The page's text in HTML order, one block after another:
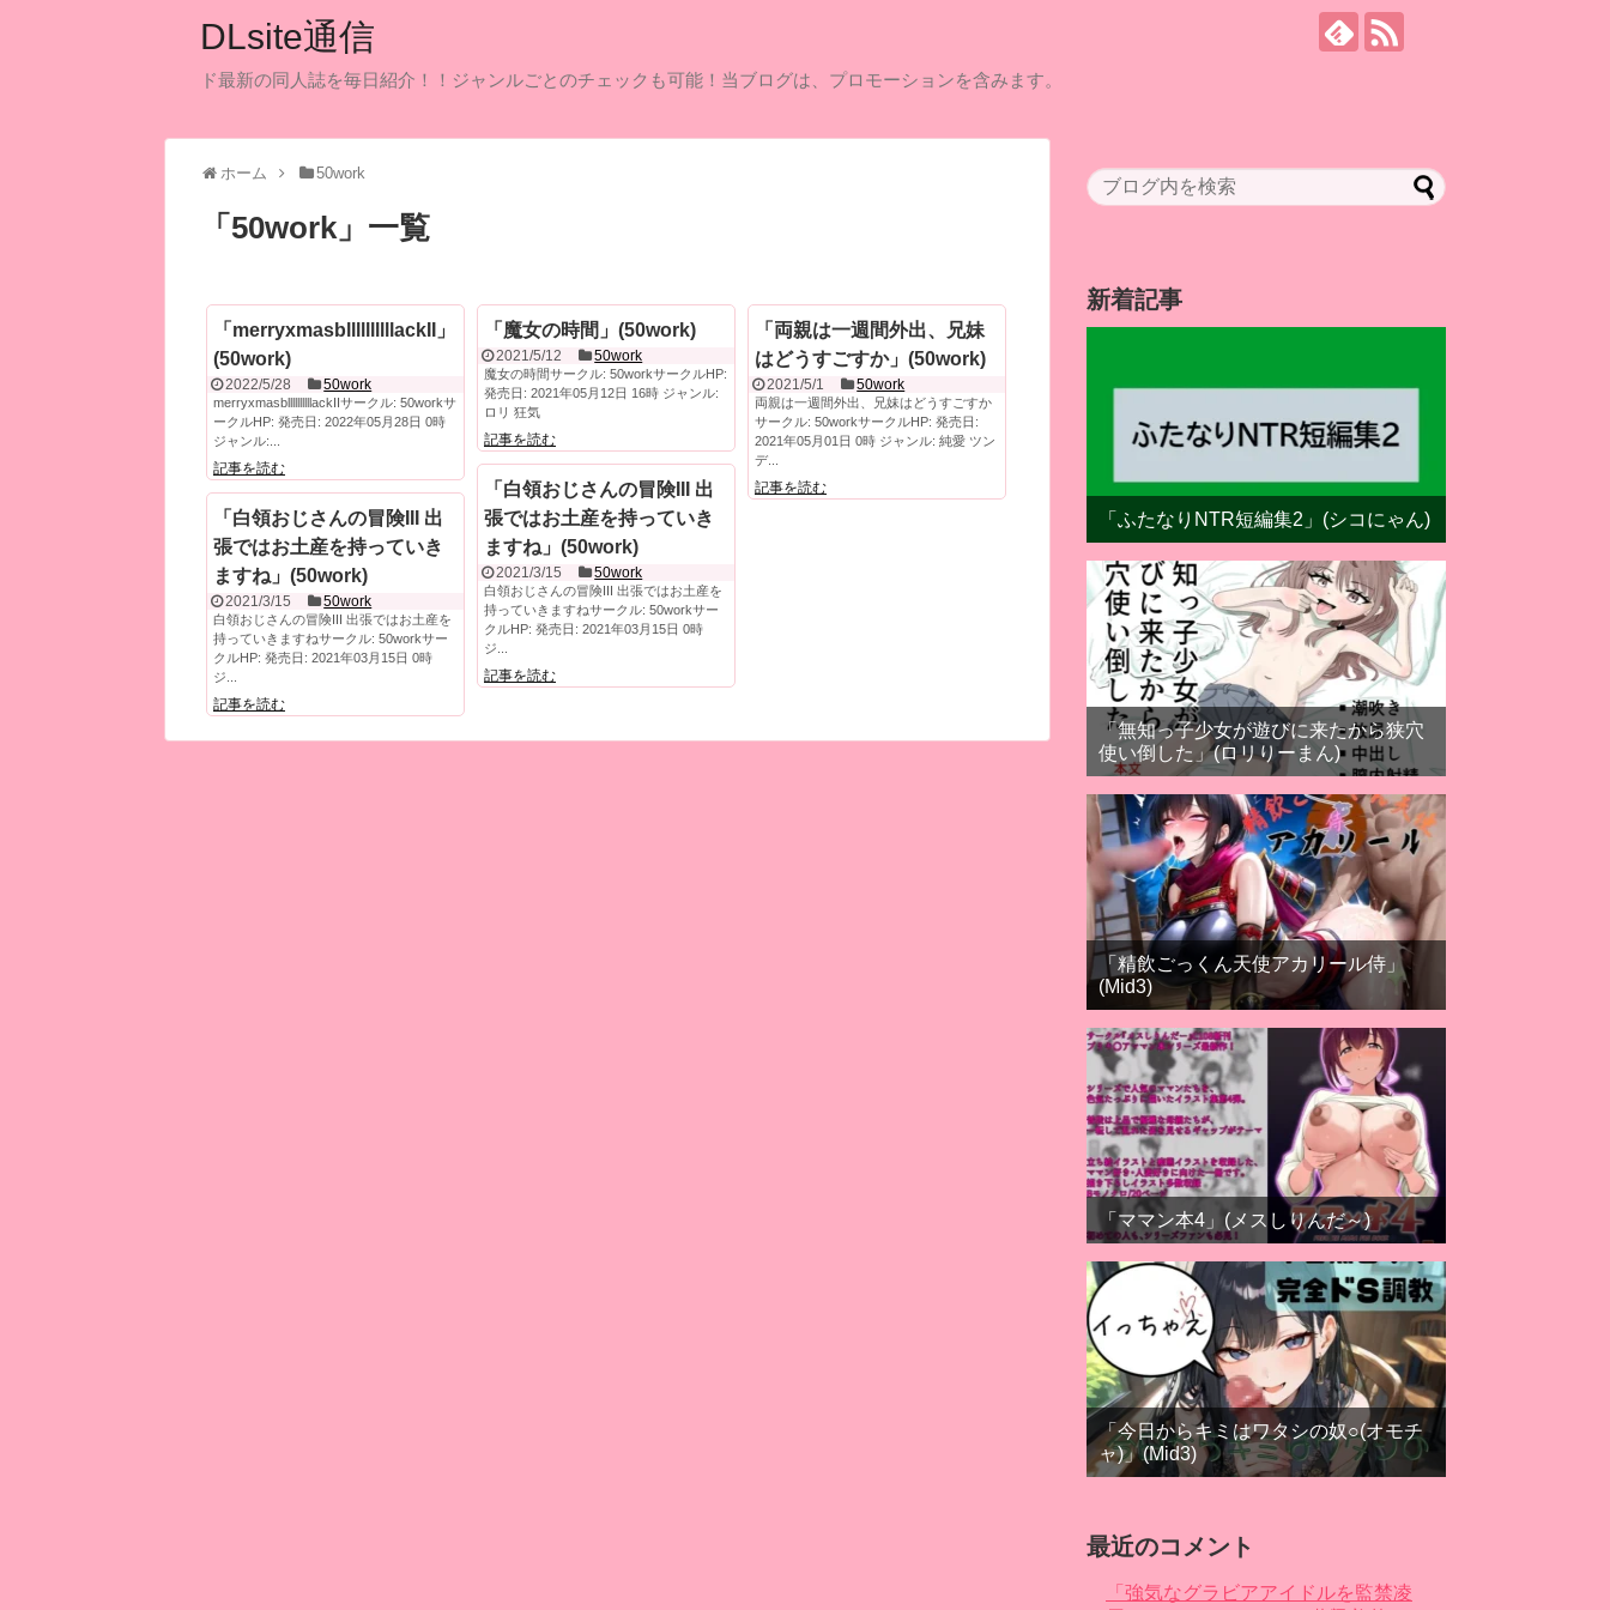
DLsite通信
ド最新の同人誌を毎日紹介！！ジャンルごとのチェックも可能！当ブログは、プロモーションを含みます。
ホーム 50work
「 50work」 一覧
「merryxmasbllllllllllackII」
(50work)
2022/5/28 50work
merryxmasbllllllllllackIIサークル: 50workサ
ークルHP: 発売日: 2022年05月28日 0時
ジャンル:...
記事を読む
「魔女の時間」(50work)
2021/5/12 50work
魔女の時間サークル: 50workサークルHP:
発売日: 2021年05月12日 16時 ジャンル:
ロリ 狂気
記事を読む
「両親は一週間外出、兄妹
はどうすごすか」(50work)
2021/5/1 50work
両親は一週間外出、兄妹はどうすごすか
サークル: 50workサークルHP: 発売日:
2021年05月01日 0時 ジャンル: 純愛 ツン
デ...
記事を読む
「白領おじさんの冒険III 出
張ではお土産を持っていき
ますね」(50work)
2021/3/15 50work
白領おじさんの冒険III 出張ではお土産を
持っていきますねサークル: 50workサー
クルHP: 発売日: 2021年03月15日 0時
ジ...
記事を読む
「白領おじさんの冒険III 出
張ではお土産を持っていき
ますね」(50work)
2021/3/15 50work
白領おじさんの冒険III 出張ではお土産を
持っていきますねサークル: 50workサー
クルHP: 発売日: 2021年03月15日 0時
ジ...
記事を読む
新着記事
「ふたなりNTR短編集2」(シコにゃん)
「無知っ子少女が遊びに来たから狭穴
使い倒した」(ロリりーまん)
「精飲ごっくん天使アカリール侍」
(Mid3)
「ママン本4」(メスしりんだ～)
「今日からキミはワタシの奴○(オモチ
ャ)」(Mid3)
最近のコメント
「強気なグラビアアイドルを監禁凌